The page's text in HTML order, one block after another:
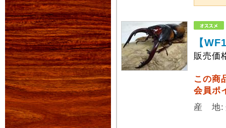
【
販売価
この商
会員ポ
産 地: